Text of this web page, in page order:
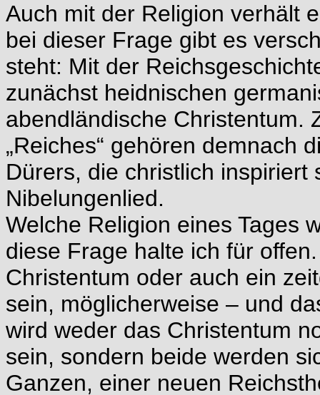
Auch mit der Religion verhält
bei dieser Frage gibt es
steht: Mit der
zunächst heidnischen
abendländische Christentum.
„Reiches“ gehören demnach
Dürers, die christlich
Nibelungenlied.
Welche Religion eines Tages
diese Frage halte ich für
Christentum oder auch ein
sein, möglicherweise – und
wird weder das Christentum
sein, sondern beide werden
Ganzen, einer neuen